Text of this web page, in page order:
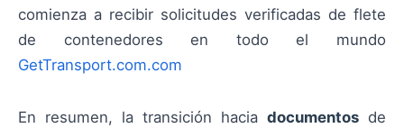
comienza a recibir solicitudes verificadas de flete
de contenedores en todo el mundo
GetTransport.com.com
En resumen, la transición hacia documentos de